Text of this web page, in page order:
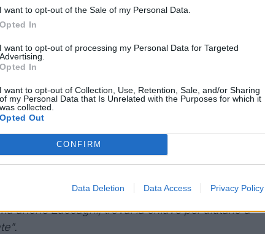
I want to opt-out of the Sale of my Personal Data.
Opted In
I want to opt-out of processing my Personal Data for Targeted
Advertising.
Opted In
I want to opt-out of Collection, Use, Retention, Sale, and/or Sharing
of my Personal Data that Is Unrelated with the Purposes for which it
was collected.
Opted Out
CONFIRM
Data Deletion Data Access Privacy Policy
Casi molto simili e non piacevoli da vivere. Devi
che sono ragazzi con cui ieri ha vissuto mille
oltre certe emozioni che hai ancora addosso: è
Potrei dire Amrabat preso in prestito e
anche Zaccagni, trovai la chiave per aiutarlo a